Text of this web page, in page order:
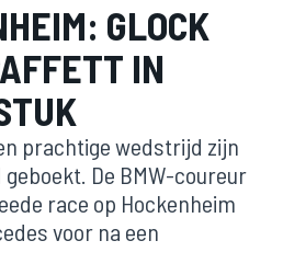
GLOCK
IN
prachtige wedstrijd zijn
De BMW-coureur
race op Hockenheim
voor na een